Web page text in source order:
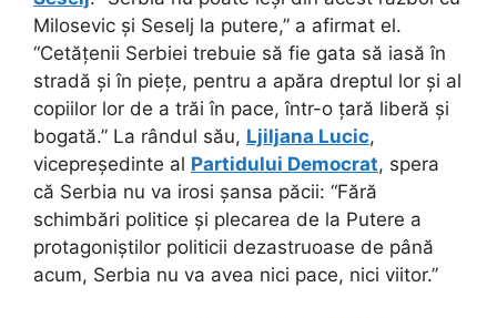
Milosevic și Seselj la putere,” a afirmat el.
“Cetățenii Serbiei trebuie să fie gata să iasă în
stradă și în piețe, pentru a apăra dreptul lor și al
copiilor lor de a trăi în pace, într-o țară liberă și
bogată.” La rândul său, Ljiljana Lucic,
vicepreședinte al Partidului Democrat, spera
că Serbia nu va irosi șansa păcii: “Fără
schimbări politice și plecarea de la Putere a
protagoniștilor politicii dezastruoase de până
acum, Serbia nu va avea nici pace, nici viitor.”